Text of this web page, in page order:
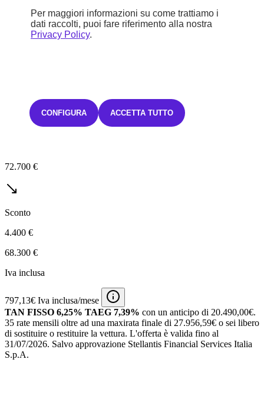
Wrangler Benzina
2,0 BZ Limited Edition SAHARA
STELLANTIS &YOU MILANO GATTAMELATA
72.700 €
Sconto
4.400 €
68.300 €
Iva inclusa
797,13€ Iva inclusa/mese
TAN FISSO 6,25% TAEG 7,39% con un anticipo di 20.490,00€.
35 rate mensili oltre ad una maxirata finale di 27.956,59€ o sei libero
di sostituire o restituire la vettura. L'offerta è valida fino al
31/07/2026. Salvo approvazione Stellantis Financial Services Italia
S.p.A.
Per maggiori informazioni su come trattiamo i
dati raccolti, puoi fare riferimento alla nostra
Privacy Policy.
CONFIGURA ACCETTA TUTTO